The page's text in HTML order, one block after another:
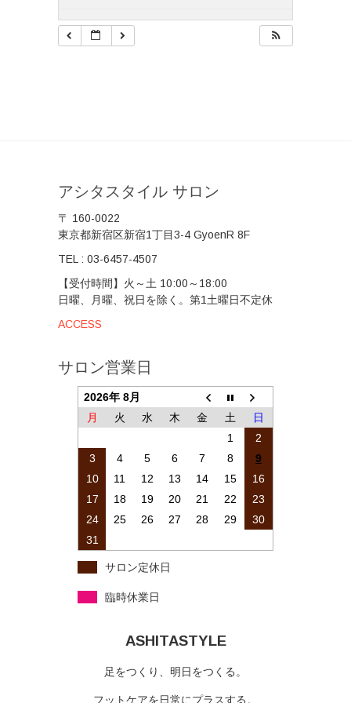
アシタスタイル サロン
〒 160-0022
東京都新宿区新宿1丁目3-4 GyoenR 8F
TEL : 03-6457-4507
【受付時間】火～土 10:00～18:00
日曜、月曜、祝日を除く。第1土曜日不定休
ACCESS
サロン営業日
2026年 8月
月
火 水 木 金 土
日
1
2
3
4 5 6 7 8
9
10
11 12 13 14 15
16
17
18 19 20 21 22
23
24
25 26 27 28 29
30
31
サロン定休日
臨時休業日
ASHITASTYLE
足をつくり、明日をつくる。
フットケアを日常にプラスする。